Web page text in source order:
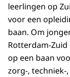
leerlingen op
voor een
baan. Om
Rotterdam-Zuid
op een baan
zorg-, techniek-